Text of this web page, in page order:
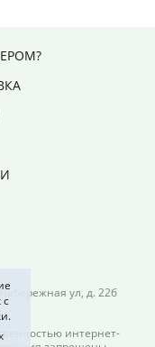
ул, д. 22б
интернет-
с